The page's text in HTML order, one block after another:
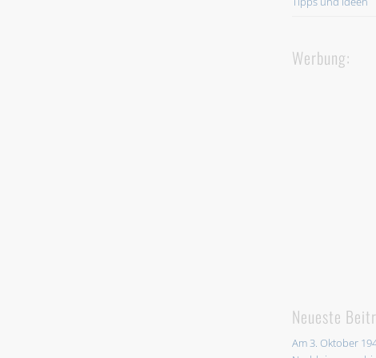
Werbung:
Neueste
Am 3. Oktober